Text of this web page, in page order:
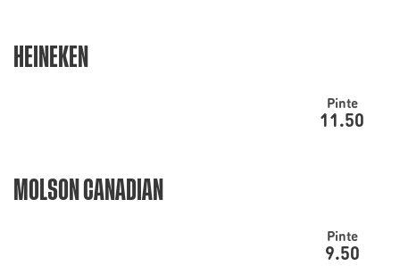
HEINEKEN
Pinte
11.50
MOLSON CANADIAN
Pinte
9.50